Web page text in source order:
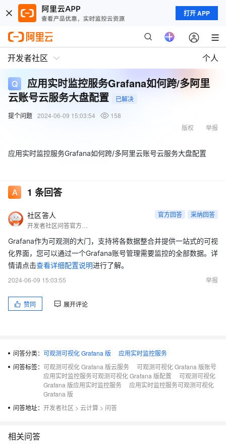
打开 APP
开发者社区 个人
应用实时监控服务Grafana如何跨/多阿里
云账号云服务大盘配置
已解决
提个问题 2024-06-09 15:03:54
158
举报
版权
应用实时监控服务Grafana如何跨/多阿里云账号云服务大盘配置
1 条回答
社区答人 官方回答 采纳回答
Grafana作为可观测的大门，支持将各数据整合并提供一站式的可视
化界面，您可以通过一个Grafana账号管理需要监控的全部数据。详
情请点击查看详细配置说明进行了解。
2024-06-09 15:03:55
举报
赞同 展开评论
问答分类： 可观测可视化 Grafana 版
应用实时监控服务
问答标签： 可观测可视化 Grafana 版云服务
可观测可视化 Grafana 版账号
应用实时监控服务可观测可视化 Grafana 版配置
可观测可视化
Grafana 版应用实时监控服务
应用实时监控服务可观测可视化
Grafana 版
问答地址： 开发者社区 > 云计算 > 问答
相关问答